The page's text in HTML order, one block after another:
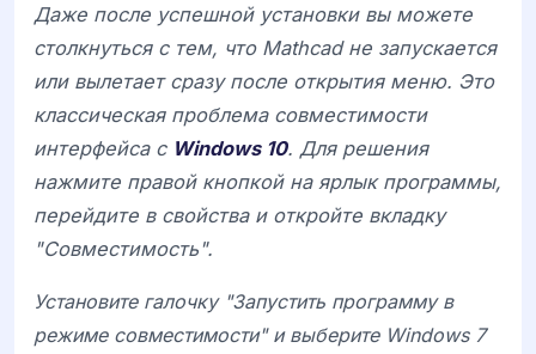
Даже после успешной установки вы можете
столкнуться с тем, что Mathcadне запускается
или вылетает сразу после открытия меню. Это
классическая проблема совместимости
интерфейса с Windows 10. Для решения
нажмите правой кнопкой на ярлык программы,
перейдите в свойства и откройте вкладку
"Совместимость".
Установите галочку "Запустить программу в
режиме совместимости" и выберите Windows 7